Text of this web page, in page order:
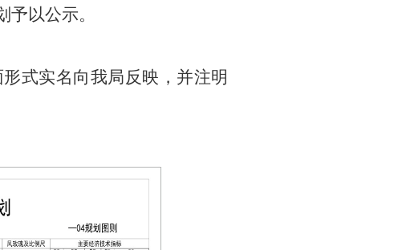
以公示。
式实名向我局反映，并注明